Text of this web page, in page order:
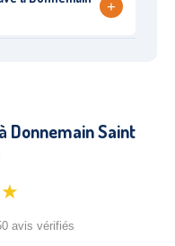
+
Donnemain Saint
avis vérifiés